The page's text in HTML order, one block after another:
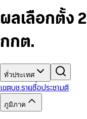
7
8
5
6
8
9
6
7
9
5
6
8
9
9
ผลเลือกตั้ง
กกต.
ทั่วประเทศ
เขตบช.รายชื่อประชามติ
ภูมิภาค